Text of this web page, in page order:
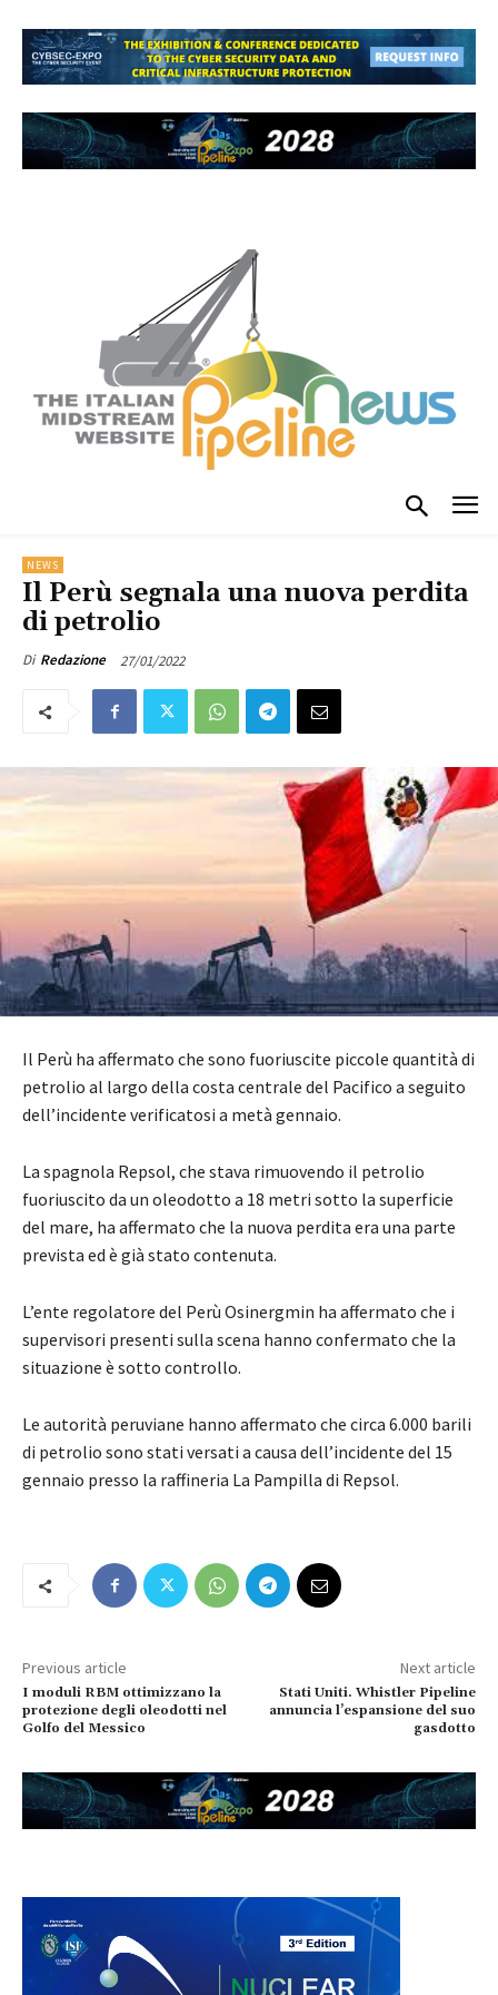
NEWS
Il Perù segnala una nuova perdita
di petrolio
Di Redazione 27/01/2022
Il Perù ha affermato che sono fuoriuscite piccole quantità di
petrolio al largo della costa centrale del Pacifico a seguito
dell’incidente verificatosi a metà gennaio.
La spagnola Repsol, che stava rimuovendo il petrolio
fuoriuscito da un oleodotto a 18 metri sotto la superficie
del mare, ha affermato che la nuova perdita era una parte
prevista ed è già stato contenuta.
L’ente regolatore del Perù Osinergmin ha affermato che i
supervisori presenti sulla scena hanno confermato che la
situazione è sotto controllo.
Le autorità peruviane hanno affermato che circa 6.000 barili
di petrolio sono stati versati a causa dell’incidente del 15
gennaio presso la raffineria La Pampilla di Repsol.
Previous article
I moduli RBM ottimizzano la
protezione degli oleodotti nel
Golfo del Messico
Next article
Stati Uniti. Whistler Pipeline
annuncia l’espansione del suo
gasdotto